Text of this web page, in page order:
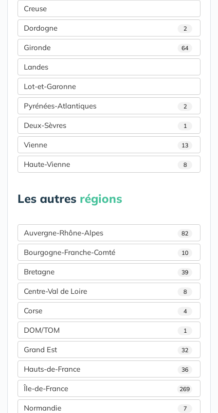
Creuse
Dordogne 2
Gironde 64
Landes
Lot-et-Garonne
Pyrénées-Atlantiques 2
Deux-Sèvres 1
Vienne 13
Haute-Vienne 8
Les autres régions
Auvergne-Rhône-Alpes 82
Bourgogne-Franche-Comté 10
Bretagne 39
Centre-Val de Loire 8
Corse 4
DOM/TOM 1
Grand Est 32
Hauts-de-France 36
Île-de-France 269
Normandie 7